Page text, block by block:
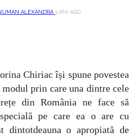
ALEXANDRA3 ANI AGO
își spune povestea
prin care una dintre cele
din România ne face să
pe care ea o are cu
dintotdeauna o apropiată de